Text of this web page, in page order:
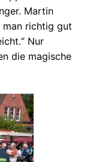
Martin
man richtig gut
Nur
die magische